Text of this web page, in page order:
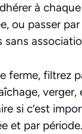
à
ou passer
sans
ferme, filtrez
verger,
si c’est
et par